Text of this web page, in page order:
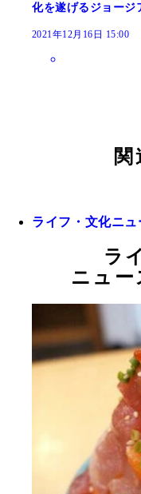
化を遂げるジョージ
2021年12月16日 15:00
関
ライフ・文化ニ
ラ
ニュー